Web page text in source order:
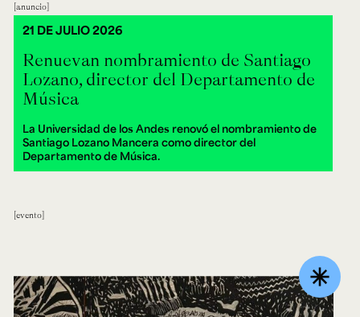
anuncio
Renuevan nombramiento de Santiago
Lozano, director del Departamento de
Música
La Universidad de los Andes renovó el nombramiento de
Santiago Lozano Mancera como director del
Departamento de Música.
21 DE JULIO 2026
evento
asterisk